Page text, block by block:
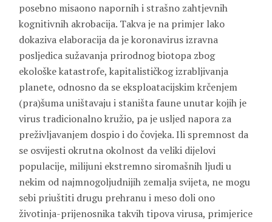
posebno misaono napornih i strašno zahtjevnih
kognitivnih akrobacija. Takva je na primjer lako
dokaziva elaboracija da je koronavirus izravna
posljedica sužavanja prirodnog biotopa zbog
ekološke katastrofe, kapitalističkog izrabljivanja
planete, odnosno da se eksploatacijskim krčenjem
(pra)šuma uništavaju i staništa faune unutar kojih je
virus tradicionalno kružio, pa je usljed napora za
preživljavanjem dospio i do čovjeka. Ili spremnost da
se osvijesti okrutna okolnost da veliki dijelovi
populacije, milijuni ekstremno siromašnih ljudi u
nekim od najmnogoljudnijih zemalja svijeta, ne mogu
sebi priuštiti drugu prehranu i meso doli ono
životinja-prijenosnika takvih tipova virusa, primjerice